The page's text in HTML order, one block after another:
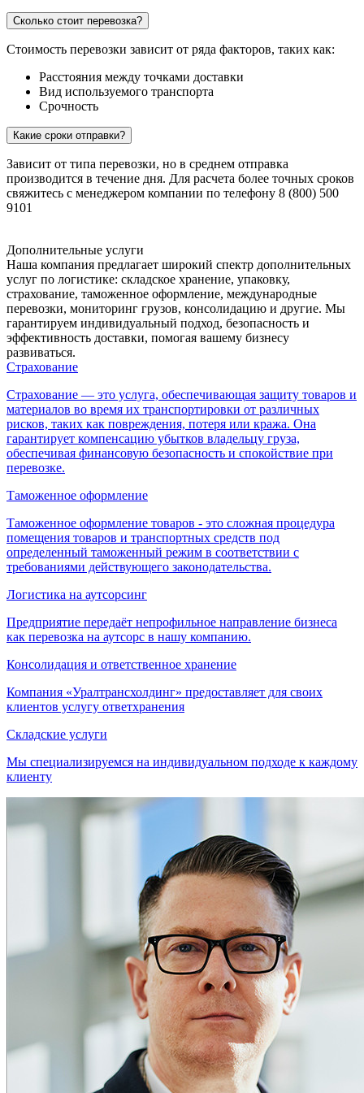
Сколько стоит перевозка?
Стоимость перевозки зависит от ряда факторов, таких как:
Расстояния между точками доставки
Вид используемого транспорта
Срочность
Какие сроки отправки?
Зависит от типа перевозки, но в среднем отправка
производится в течение дня. Для расчета более точных сроков
свяжитесь с менеджером компании по телефону 8 (800) 500
9101
Дополнительные услуги
Наша компания предлагает широкий спектр дополнительных
услуг по логистике: складское хранение, упаковку,
страхование, таможенное оформление, международные
перевозки, мониторинг грузов, консолидацию и другие. Мы
гарантируем индивидуальный подход, безопасность и
эффективность доставки, помогая вашему бизнесу
развиваться.
Страхование
Страхование — это услуга, обеспечивающая защиту товаров и
материалов во время их транспортировки от различных
рисков, таких как повреждения, потеря или кража. Она
гарантирует компенсацию убытков владельцу груза,
обеспечивая финансовую безопасность и спокойствие при
перевозке.
Таможенное оформление
Таможенное оформление товаров - это сложная процедура
помещения товаров и транспортных средств под
определенный таможенный режим в соответствии с
требованиями действующего законодательства.
Логистика на аутсорсинг
Предприятие передаёт непрофильное направление бизнеса
как перевозка на аутсорс в нашу компанию.
Консолидация и ответственное хранение
Компания «Уралтрансхолдинг» предоставляет для своих
клиентов услугу ответхранения
Складские услуги
Мы специализируемся на индивидуальном подходе к каждому
клиенту